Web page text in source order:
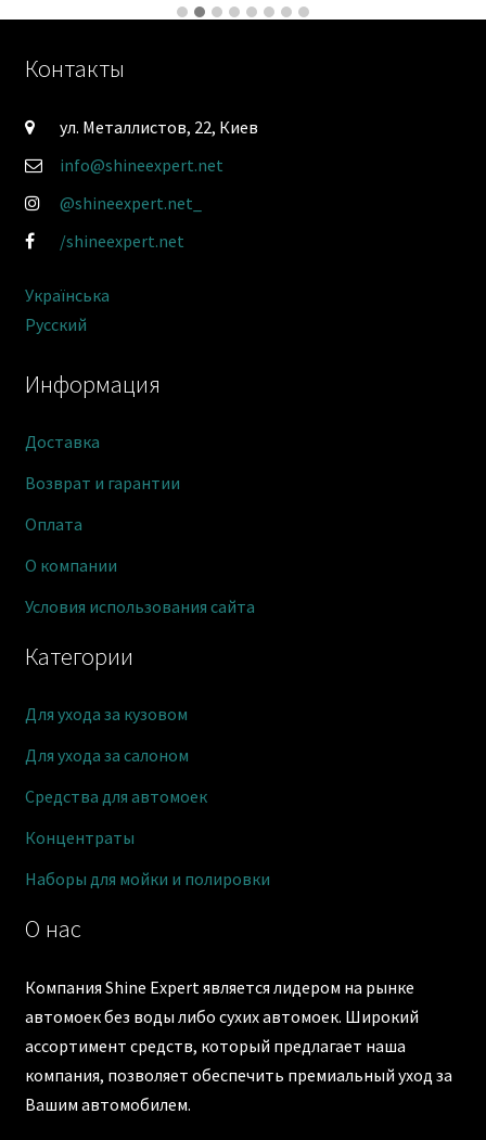
О нас
Компания Shine Expert является лидером на рынке
автомоек без воды либо сухих автомоек. Широкий
ассортимент средств, который предлагает наша
компания, позволяет обеспечить премиальный уход за
Вашим автомобилем.
Категории
Для ухода за кузовом
Для ухода за салоном
Средства для автомоек
Концентраты
Наборы для мойки и полировки
Информация
Доставка
Возврат и гарантии
Оплата
О компании
Условия использования сайта
Контакты
ул. Металлистов, 22, Киев
info@shineexpert.net
@shineexpert.net_
/shineexpert.net
Українська
Русский